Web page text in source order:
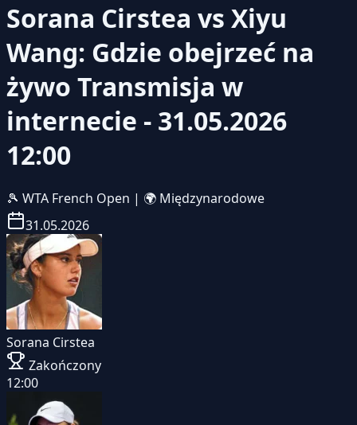
Sorana Cirstea vs Xiyu
Wang: Gdzie obejrzeć na
żywo Transmisja w
internecie - 31.05.2026
12:00
🎾 WTA French Open | 🌍 Międzynarodowe
31.05.2026
Sorana Cirstea
Zakończony
12:00